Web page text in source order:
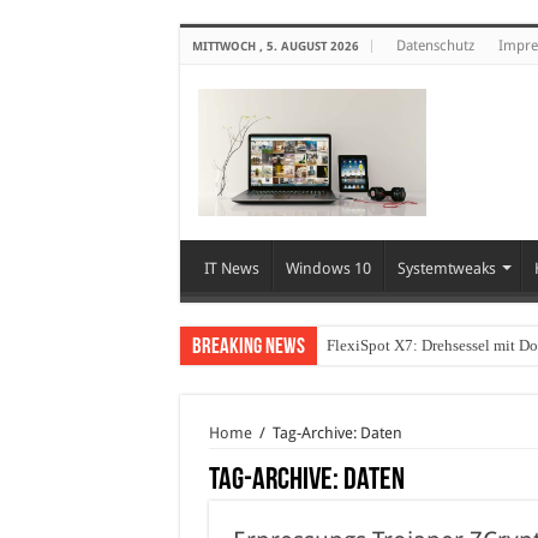
MITTWOCH , 5. AUGUST 2026 Datenschutz
IT News Windows 10 Systemtweaks
Breaking News FlexiSpot X7: Drehsessel mit
Wie können sich Unternehmen
Home / Tag-Archive: Daten
Tag-Archive: Daten